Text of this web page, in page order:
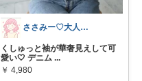
ささみー♡大人可愛いファッション
くしゅっと袖が華奢見えして可
愛い🤍 デニム ...
￥ 4,980